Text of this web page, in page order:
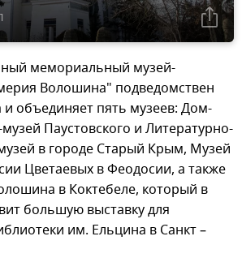
мемориальный музей-
Волошина" подведомствен
объединяет пять музеев: Дом-
Паустовского и Литературно-
в городе Старый Крым, Музей
Цветаевых в Феодосии, а также
в Коктебеле, который в
большую выставку для
им. Ельцина в Санкт –